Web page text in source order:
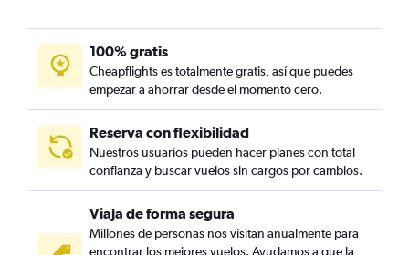
100% gratis
Cheapflights es totalmente gratis, así que puedes
empezar a ahorrar desde el momento cero.
Reserva con flexibilidad
Nuestros usuarios pueden hacer planes con total
confianza y buscar vuelos sin cargos por cambios.
Viaja de forma segura
Millones de personas nos visitan anualmente para
encontrar los mejores vuelos. Ayudamos a que la